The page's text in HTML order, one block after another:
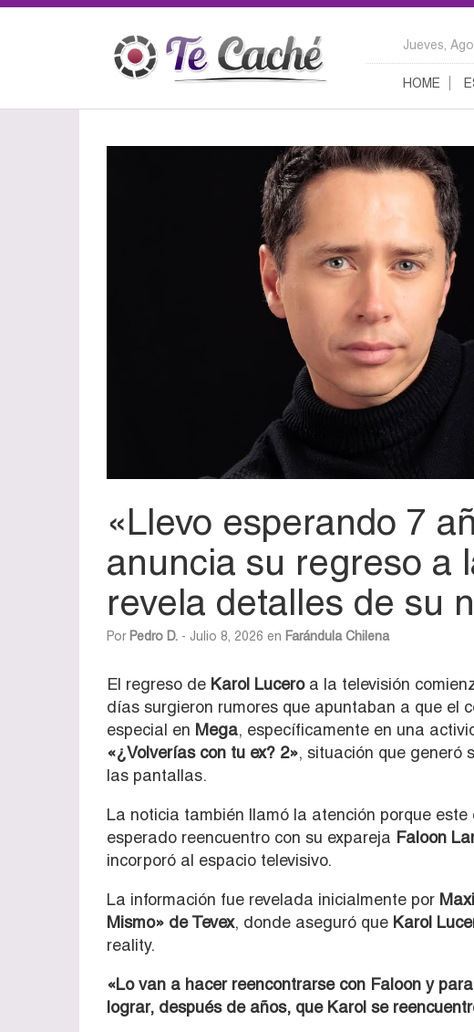
Jueves,
HOME
«Llevo esperando 7
anuncia su regreso a
revela detalles de su
Por Pedro D. - Julio 8, 2026 en Farándula Chilena
El regreso de Karol Luceroa la televisión
días surgieron rumores que apuntaban a que el
especial en Mega, específicamente en una
«¿Volverías con tu ex? 2», situación que generó
las pantallas.
La noticia también llamó la atención porque
esperado reencuentro con su expareja Faloon
incorporó al espacio televisivo.
La información fue revelada inicialmente por
Mismo» de Tevex, donde aseguró que Karol
reality.
«Lo van a hacer reencontrarse con Faloon y
lograr, después de años, que Karol se